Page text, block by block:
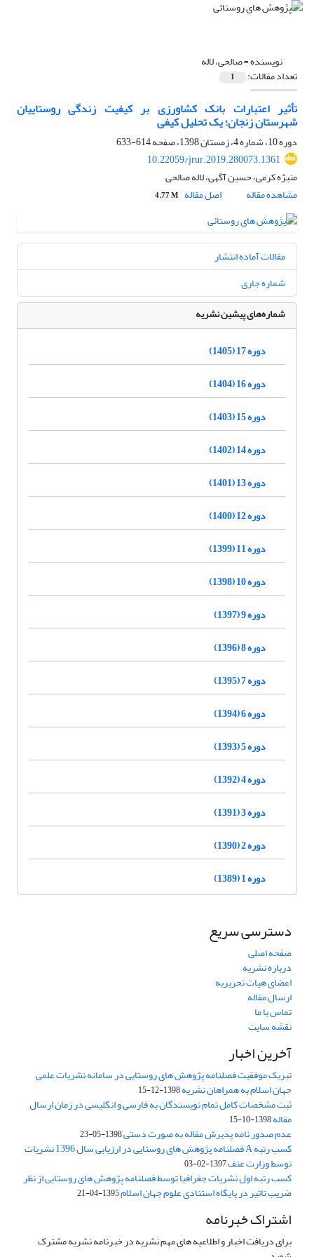
نویسنده =صالحی، لاله
تعداد مقالات: 1
تأثیر اعتبارات بانک کشاورزی بر کیفیت زندگی روستاییان
شهرستان زنجان؛ یک تحلیل کیفی
دوره 10، شماره 4، زمستان 1398، صفحه
614-633
10.22059/jrur.2019.280073.1361
منیژه کرمی، حسین آگهی، لاله صالحی
مشاهده مقاله
اصل مقاله 4.77 M
مقالات آماده انتشار
شماره جاری
شماره‌های پیشین نشریه
دوره 17 (1405)
دوره 16 (1404)
دوره 15 (1403)
دوره 14 (1402)
دوره 13 (1401)
دوره 12 (1400)
دوره 11 (1399)
دوره 10 (1398)
دوره 9 (1397)
دوره 8 (1396)
دوره 7 (1395)
دوره 6 (1394)
دوره 5 (1393)
دوره 4 (1392)
دوره 3 (1391)
دوره 2 (1390)
دوره 1 (1389)
دسترسی سریع
صفحه اصلی
درباره نشریه
اعضای هیات تحریریه
ارسال مقاله
تماس با ما
نقشه سایت
آخرین اخبار
تبریک موفقیت فصلنامه پژوهش های روستایی در سامانه نشریات علمی
جهان اسلام به همراهان نشریه1398-12-15
ثبت مشخصات کامل تمام نویسندگان به فارسی و انگلیسی در زمان ارسال
مقاله1398-10-15
عدم صدور نامه پذیرش مقاله به صورت دستی1398-05-23
کسب رتبه A فصلنامه پژوهش های روستایی در ارزیابی سال 1396 نشریات
توسط وزارت عتف1397-02-03
کسب رتبه اول نشریات جغرافیا توسط فصلنامه پژوهش های روستایی از نظر
ضریب تاثیر در پایگاه استنادی علوم جهان اسلام1395-04-21
اشتراک خبرنامه
برای دریافت اخبار و اطلاعیه های مهم نشریه در خبرنامه نشریه مشترک